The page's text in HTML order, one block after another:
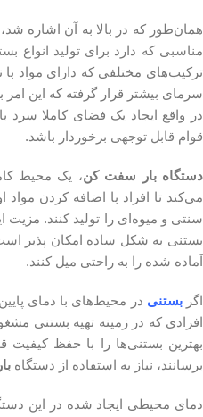
همان‌طور که در بالا به آن اشاره
مناسبی که دارد برای تولید
ترکیب‌های مختلفی که دارای مواد با
سرمای بیشتر قرار گرفته که این
در واقع ایجاد یک فضای کاملا
قوام قابل توجهی برخوردار باشد.
دستگاه بار سفت کن، یک محیط
می‌کند تا افراد با اضافه کردن مواد
سنتی و میوه‌ای را تولید کنند.
بستنی به شکل ساده امکان پذیر
آماده شده را به راحتی میل کنند.
اگربستنی در محیط‌های با دمای
افرادی که در زمینه تهیه بستنی
بهترین بستنی‌ها را با حفظ
برسانند، نیاز به استفاده از دستگاه
دمای محیطی ایجاد شده در این